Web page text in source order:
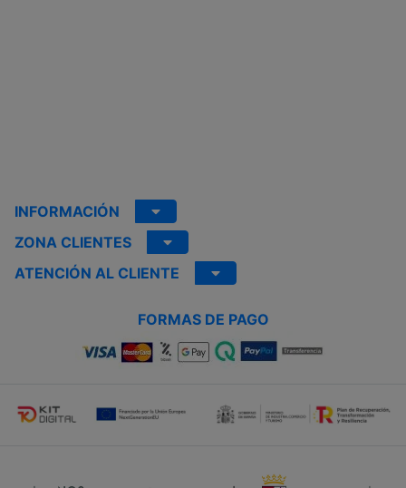
INFORMACIÓN
ZONA CLIENTES
ATENCIÓN AL CLIENTE
FORMAS DE PAGO